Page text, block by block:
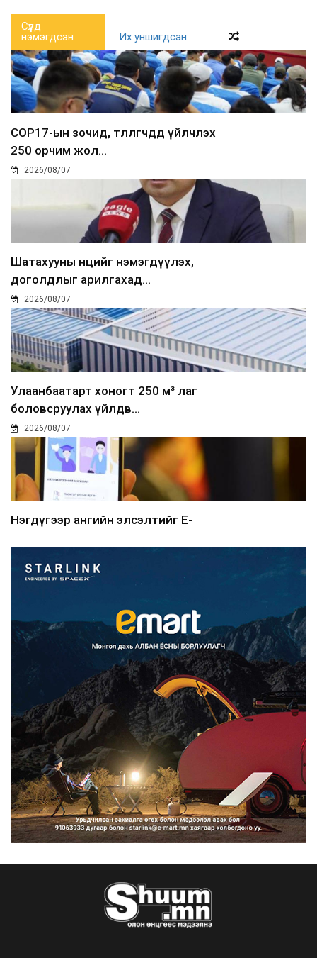
Сүүлд
нэмэгдсэн
Их уншигдсан
COP17-ын зочид, төлөөлөгчдөд үйлчлэх
250 орчим жол...
2026/08/07
Шатахууны нөөцийг нэмэгдүүлэх,
доголдлыг арилгахад...
2026/08/07
Улаанбаатарт хоногт 250 м³ лаг
боловсруулах үйлдв...
2026/08/07
Нэгдүгээр ангийн элсэлтийг E-
Францад иргэд рүү зөвшөөрөлгүй
сурталчилгааны дууд...
2026/08/07
Нийтийн тээврийн Ч:19А чиглэлийн
замналд түр хугац...
2026/08/07
Автомашины улсын дугаар сондгой
тоогоор төгссөн бо...